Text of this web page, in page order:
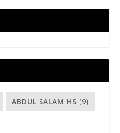
ABDUL SALAM HS (9)